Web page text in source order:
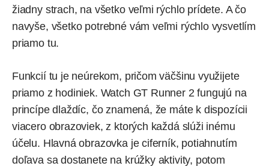
žiadny strach, na všetko veľmi rýchlo prídete. A čo
navyše, všetko potrebné vám veľmi rýchlo vysvetlím
priamo tu.
Funkcií tu je neúrekom, pričom väčšinu využijete
priamo z hodiniek. Watch GT Runner 2 fungujú na
princípe dlaždíc, čo znamená, že máte k dispozícii
viacero obrazoviek, z ktorých každá slúži inému
účelu. Hlavná obrazovka je ciferník, potiahnutím
doľava sa dostanete na krúžky aktivity, potom